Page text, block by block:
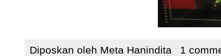
Diposkan oleh Meta Hanindita
1